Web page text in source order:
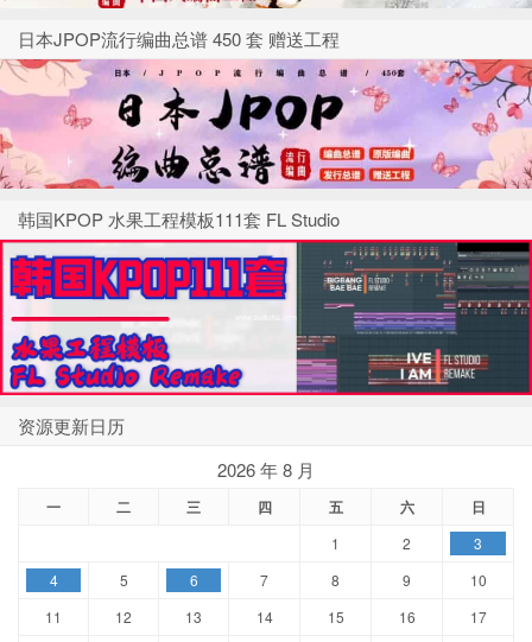
日本JPOP流行编曲总谱 450 套 赠送工程
韩国KPOP 水果工程模板111套 FL Studio
资源更新日历
2026 年 8 月
一 二 三 四 五 六 日
1 2
3
4
5 6 7 8 9
10
11
12 13 14 15 16
17